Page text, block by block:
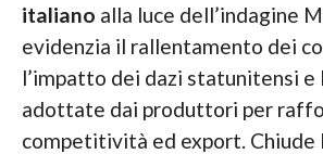
italiano alla luce dell’indagine
evidenzia il rallentamento dei
l’impatto dei dazi statunitensi
adottate dai produttori per
competitività ed export. Chiude